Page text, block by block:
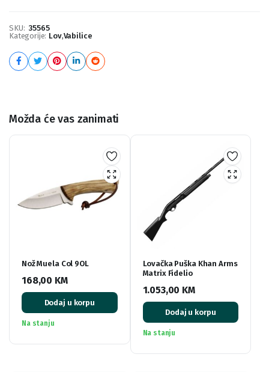
SKU: 35565
Kategorije: Lov,Vabilice
Možda će vas zanimati
Nož Muela Col 9OL
168,00 KM
Dodaj u korpu
Na stanju
Lovačka Puška Khan Arms
Matrix Fidelio
1.053,00 KM
Dodaj u korpu
Na stanju